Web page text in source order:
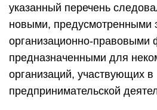
указанный перечень
новыми, предусмотренными
организационно-правовыми
предназначенными для
организаций, участвующих в
предпринимательской